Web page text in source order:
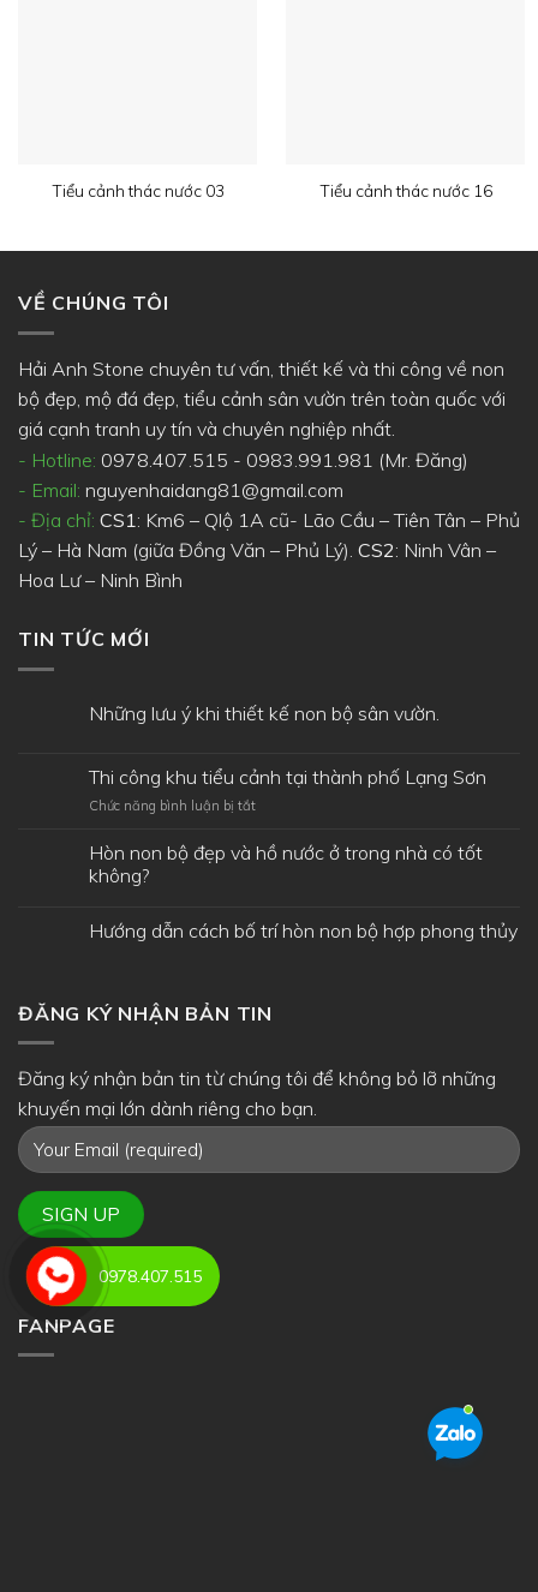
Tiểu cảnh thác nước 03 Tiểu cảnh thác nước 16
VỀ CHÚNG TÔI
Hải Anh Stone chuyên tư vấn, thiết kế và thi công về non
bộ đẹp, mộ đá đẹp, tiểu cảnh sân vườn trên toàn quốc với
giá cạnh tranh uy tín và chuyên nghiệp nhất.
- Hotline: 0978.407.515 - 0983.991.981 (Mr. Đăng)
- Email: nguyenhaidang81@gmail.com
- Địa chỉ: CS1: Km6 – Qlộ 1A cũ- Lão Cầu – Tiên Tân – Phủ
Lý – Hà Nam (giữa Đồng Văn – Phủ Lý). CS2: Ninh Vân –
Hoa Lư – Ninh Bình
TIN TỨC MỚI
Những lưu ý khi thiết kế non bộ sân vườn.
Thi công khu tiểu cảnh tại thành phố Lạng Sơn
Chức năng bình luận bị tắtở
công
khu
tại
Sơn
Hòn non bộ đẹp và hồ nước ở trong nhà có tốt
không?
Hướng dẫn cách bố trí hòn non bộ hợp phong thủy
ĐĂNG KÝ NHẬN BẢN TIN
Đăng ký nhận bản tin từ chúng tôi để không bỏ lỡ những
khuyến mại lớn dành riêng cho bạn.
FANPAGE
0978.407.515